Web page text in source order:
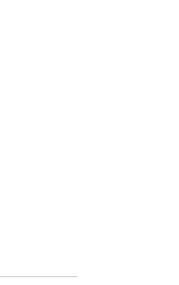
2022
quickly
2022
exact information
of peoples.